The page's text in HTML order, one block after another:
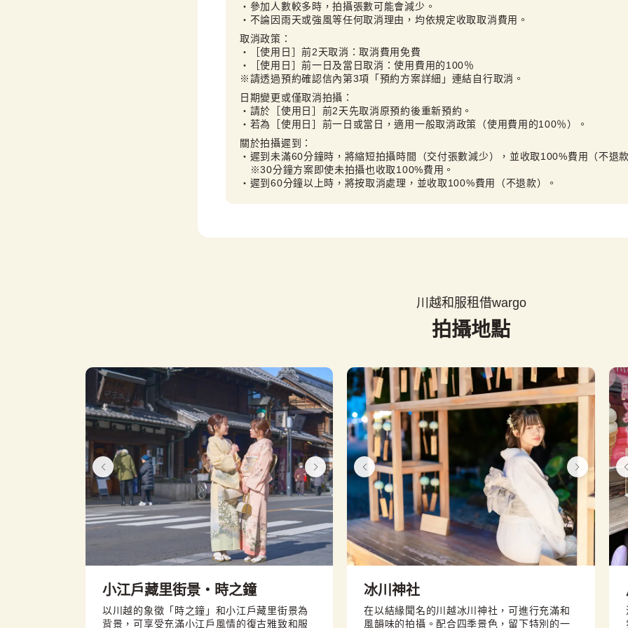
・參加人數較多時，拍攝張數可能會減少。
・不論因雨天或強風等任何取消理由，均依規定收取取消費用。
取消政策：
・［使用日］前2天取消：取消費用免費
・［使用日］前一日及當日取消：使用費用的100％
※請透過預約確認信內第3項「預約方案詳細」連結自行取消。
日期變更或僅取消拍攝：
・請於［使用日］前2天先取消原預約後重新預約。
・若為［使用日］前一日或當日，適用一般取消政策（使用費用的100％）。
關於拍攝遲到：
・遲到未滿60分鐘時，將縮短拍攝時間（交付張數減少），並收取100%費用（不退
※30分鐘方案即使未拍攝也收取100%費用。
・遲到60分鐘以上時，將按取消處理，並收取100%費用（不退款）。
川越和服租借wargo
拍攝地點
小江戶藏里街景・時之鐘
以川越的象徵「時之鐘」和小江戶藏里街景為
背景，可享受充滿小江戶風情的復古雅致和服
冰川神社
在以結緣聞名的川越冰川神社，可進行充滿和
風韻味的拍攝。配合四季景色，留下特別的一